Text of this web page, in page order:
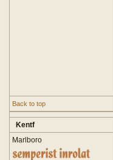
Back to top
Kentf
Marlboro